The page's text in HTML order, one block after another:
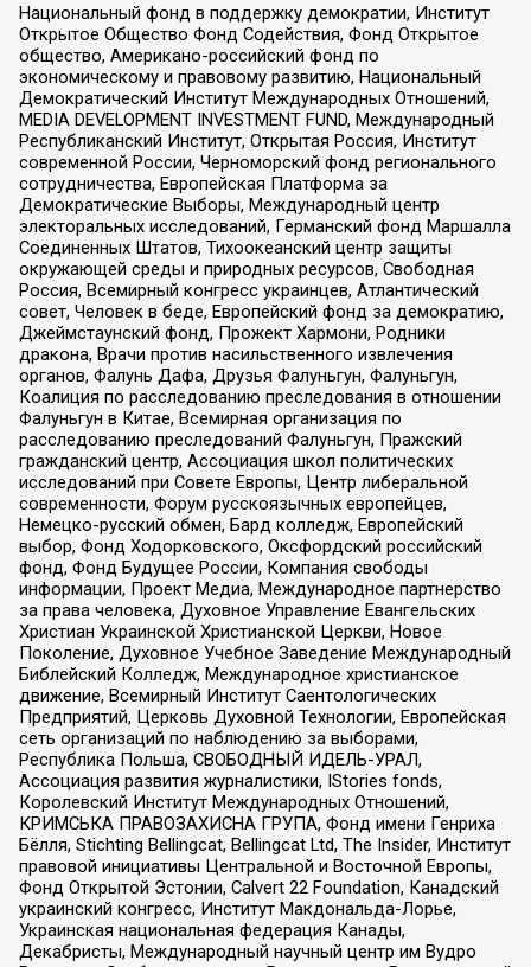
Национальный фонд в поддержку демократии, Институт
Открытое Общество Фонд Содействия, Фонд Открытое
общество, Американо-российский фонд по
экономическому и правовому развитию, Национальный
Демократический Институт Международных Отношений,
MEDIA DEVELOPMENT INVESTMENT FUND, Международный
Республиканский Институт, Открытая Россия, Институт
современной России, Черноморский фонд регионального
сотрудничества, Европейская Платформа за
Демократические Выборы, Международный центр
электоральных исследований, Германский фонд Маршалла
Соединенных Штатов, Тихоокеанский центр защиты
окружающей среды и природных ресурсов, Свободная
Россия, Всемирный конгресс украинцев, Атлантический
совет, Человек в беде, Европейский фонд за демократию,
Джеймстаунский фонд, Прожект Хармони, Родники
дракона, Врачи против насильственного извлечения
органов, Фалунь Дафа, Друзья Фалуньгун, Фалуньгун,
Коалиция по расследованию преследования в отношении
Фалуньгун в Китае, Всемирная организация по
расследованию преследований Фалуньгун, Пражский
гражданский центр, Ассоциация школ политических
исследований при Совете Европы, Центр либеральной
современности, Форум русскоязычных европейцев,
Немецко-русский обмен, Бард колледж, Европейский
выбор, Фонд Ходорковского, Оксфордский российский
фонд, Фонд Будущее России, Компания свободы
информации, Проект Медиа, Международное партнерство
за права человека, Духовное Управление Евангельских
Христиан Украинской Христианской Церкви, Новое
Поколение, Духовное Учебное Заведение Международный
Библейский Колледж, Международное христианское
движение, Всемирный Институт Саентологических
Предприятий, Церковь Духовной Технологии, Европейская
сеть организаций по наблюдению за выборами,
Республика Польша, СВОБОДНЫЙ ИДЕЛЬ-УРАЛ,
Ассоциация развития журналистики, IStories fonds,
Королевский Институт Международных Отношений,
КРИМСЬКА ПРАВОЗАХИСНА ГРУПА, Фонд имени Генриха
Бёлля, Stichting Bellingcat, Bellingcat Ltd, The Insider, Институт
правовой инициативы Центральной и Восточной Европы,
Фонд Открытой Эстонии, Calvert 22 Foundation, Канадский
украинский конгресс, Институт Макдональда-Лорье,
Украинская национальная федерация Канады,
Декабристы, Международный научный центр им Вудро